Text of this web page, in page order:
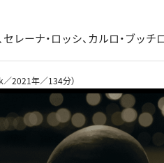
レーナ・ロッシ、カルロ・ブッチ
／2021年／134分）